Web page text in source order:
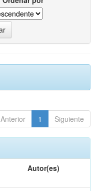
Anterior 1 Siguiente
Autor(es)